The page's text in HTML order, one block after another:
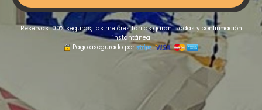
Reservas 100% seguras, las mejores tarifas garantizadas y confirmación
instantánea
Pago asegurado por